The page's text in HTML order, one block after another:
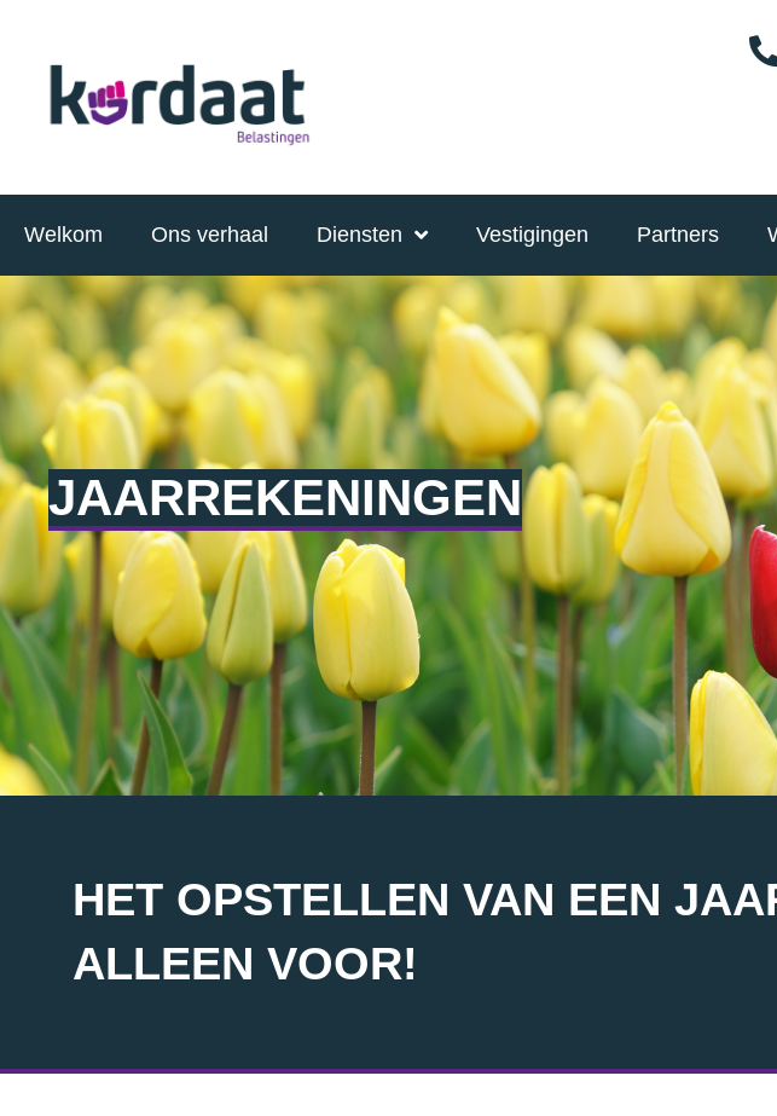
Welkom Ons verhaal Diensten Vestigingen Partners
JAARREKENINGEN
HET OPSTELLEN VAN EEN
ALLEEN VOOR!